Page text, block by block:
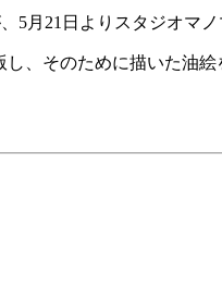
5月21日よりスタジオマノ
、そのために描いた油